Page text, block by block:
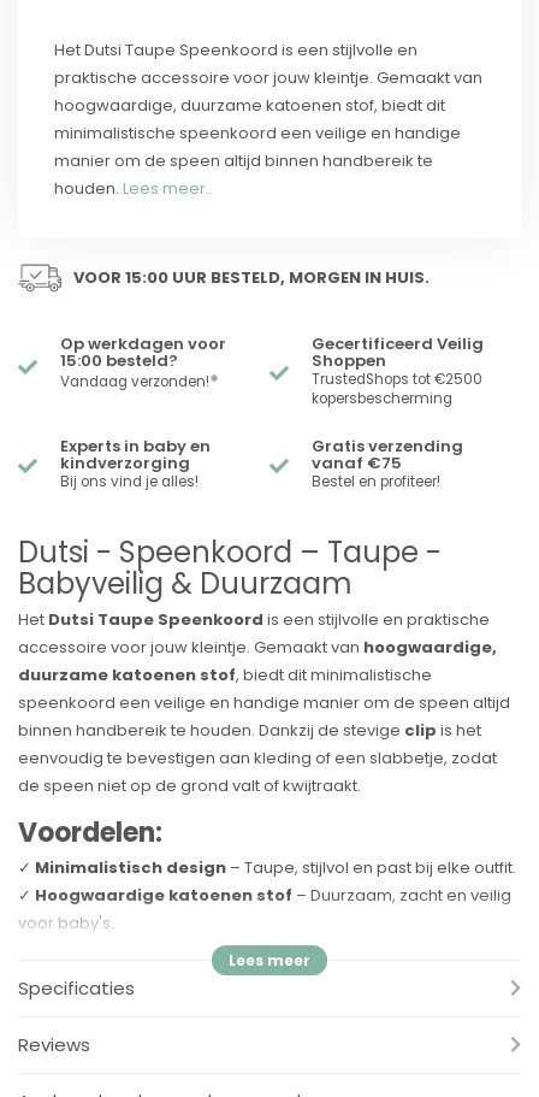
Het Dutsi Taupe Speenkoord is een stijlvolle en
praktische accessoire voor jouw kleintje. Gemaakt van
hoogwaardige, duurzame katoenen stof, biedt dit
minimalistische speenkoord een veilige en handige
manier om de speen altijd binnen handbereik te
houden. Lees meer..
VOOR 15:00 UUR BESTELD, MORGEN IN HUIS.
Op werkdagen voor
15:00 besteld?
Vandaag verzonden!*
Gecertificeerd Veilig
Shoppen
TrustedShops tot €2500
kopersbescherming
Experts in baby en
kindverzorging
Bij ons vind je alles!
Gratis verzending
vanaf €75
Bestel en profiteer!
Dutsi - Speenkoord – Taupe -
Babyveilig & Duurzaam
Het Dutsi Taupe Speenkoord is een stijlvolle en praktische
accessoire voor jouw kleintje. Gemaakt van hoogwaardige,
duurzame katoenen stof, biedt dit minimalistische
speenkoord een veilige en handige manier om de speen altijd
binnen handbereik te houden. Dankzij de stevige clip is het
eenvoudig te bevestigen aan kleding of een slabbetje, zodat
de speen niet op de grond valt of kwijtraakt.
Voordelen:
✓ Minimalistisch design – Taupe, stijlvol en past bij elke outfit.
✓ Hoogwaardige katoenen stof – Duurzaam, zacht en veilig
voor baby's.
Eenvoudig te bevestigen– Stevige clip voor een veilige
bevestiging.
✓
Geschikt vanaf 0 maanden
Specificaties
Reviews